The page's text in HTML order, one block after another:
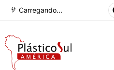
Carregando...